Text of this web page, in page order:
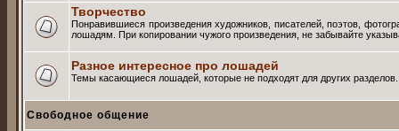
Творчество
Понравившиеся произведения художников, писателей, поэтов,
лошадям. При копировании чужого произведения, не забывайте
Разное интересное про лошадей
Темы касающиеся лошадей, которые не подходят для других разделов.
Свободное общение